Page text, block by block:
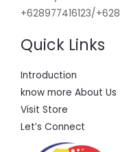
+628977416123/
Quick Links
Introduction
know more About Us
Visit Store
Let’s Connect